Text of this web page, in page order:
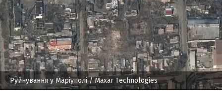
Руйнування у Маріуполі/ Maxar Technologies